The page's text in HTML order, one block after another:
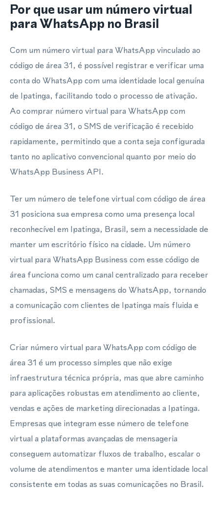
Por que usar um número virtual
para WhatsApp no Brasil
Com um número virtual para WhatsApp vinculado ao
código de área 31, é possível registrar e verificar uma
conta do WhatsApp com uma identidade local genuína
de Ipatinga, facilitando todo o processo de ativação.
Ao comprar número virtual para WhatsApp com
código de área 31, o SMS de verificação é recebido
rapidamente, permitindo que a conta seja configurada
tanto no aplicativo convencional quanto por meio do
WhatsApp Business API.
Ter um número de telefone virtual com código de área
31 posiciona sua empresa como uma presença local
reconhecível em Ipatinga, Brasil, sem a necessidade de
manter um escritório físico na cidade. Um número
virtual para WhatsApp Business com esse código de
área funciona como um canal centralizado para receber
chamadas, SMS e mensagens do WhatsApp, tornando
a comunicação com clientes de Ipatinga mais fluida e
profissional.
Criar número virtual para WhatsApp com código de
área 31 é um processo simples que não exige
infraestrutura técnica própria, mas que abre caminho
para aplicações robustas em atendimento ao cliente,
vendas e ações de marketing direcionadas a Ipatinga.
Empresas que integram esse número de telefone
virtual a plataformas avançadas de mensageria
conseguem automatizar fluxos de trabalho, escalar o
volume de atendimentos e manter uma identidade local
consistente em todas as suas comunicações no Brasil.